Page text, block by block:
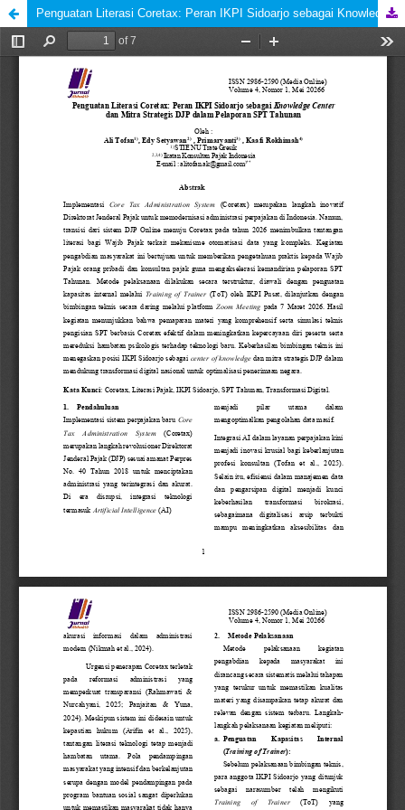
Penguatan Literasi Coretax: Peran IKPI Sidoarjo sebagai Knowledge Center dan Mitra Strategis DJP dalam Pelaporan SPT Tahunan